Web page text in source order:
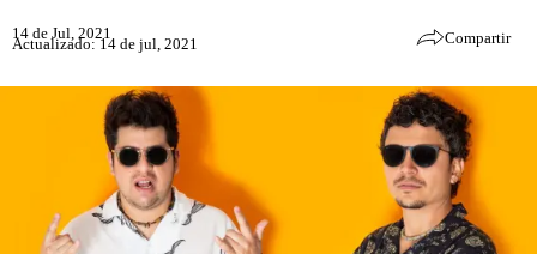
14 de Jul, 2021
Actualizado: 14 de jul, 2021 Compartir